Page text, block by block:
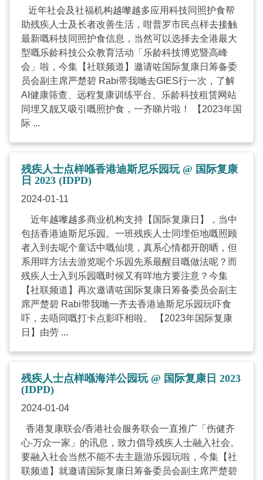
近年社会及社福机构越嚟越多应用科技同照护食帮
助残疾人士及长者改善生活，咁普罗市民点样去接触
最新嘅科技同照护食信息，当然可以选择去全港最大
型嘅乐龄科技公众教育活动「乐龄科技博览暨高峰
会」啦，今集【社联频道】邀请咗国际复康日筹备委
员会副主席严楚碧 Rabi带我哋去GIES行一次，了解
AI健康筛查、远程复康训练平台、乐龄科技租赁网站
同埋又靓又吸引嘅照护食，一齐睇片啦！ 【2023年国
际 ...
残疾人士点样喺香港迪斯尼乐园玩 @ 国际复康
日 2023 (IDPD)
2024-01-11
近年越嚟越多商业机构支持【国际复康日】，当中
包括香港迪斯尼乐园。一班残疾人士同埋佢地嘅照顾
者入到去呢个童话中嘅仙境，真系心情都开朗晒，但
系用咩方法去游览呢个乐园先系最醒目嘅做法呢？而
残疾人士入到乐园嘅时候又有咩地方要注意？今集
【社联频道】再次邀请咗国际复康日筹备委员会副主
席严楚碧 Rabi带我哋一齐去香港迪斯尼乐园玩吓食
吓，去唔同嘅打卡点影吓相啦。 【2023年国际复康
日】由劳 ...
残疾人士点样喺海洋公园玩 @ 国际复康日 2023
(IDPD)
2024-01-04
香港复康联会/香港社会服务联会一直推广「伤健齐
心‧万众一家」的讯息，致力倡导残疾人士融入社会。
要融入社会当然不能不去主题游乐园玩啦，今集【社
联频道】就邀请国际复康日筹备委员会副主席严楚碧